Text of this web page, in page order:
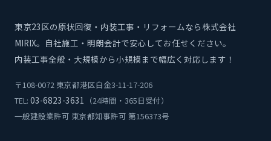
東京23区の原状回復・内装工事・リフォームなら株式会社
MIRIX。自社施工・明朗会計で安心してお任せください。
内装工事全般・大規模から小規模まで幅広く対応します！
〒108-0072 東京都港区白金3-11-17-206
TEL: 03-6823-3631 （24時間・365日受付）
一般建設業許可 東京都知事許可 第156373号